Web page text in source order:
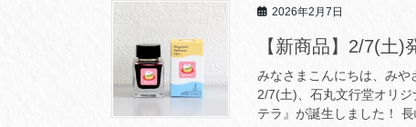
2026年2月7日
【新商品】2/7(土)
みなさまこんにちは、みや
2/7(土)、石丸文行堂オリ
テラ』が誕生しました！